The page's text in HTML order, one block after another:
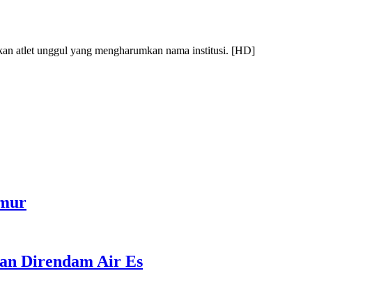
atlet unggul yang mengharumkan nama institusi. [HD]
Direndam Air Es